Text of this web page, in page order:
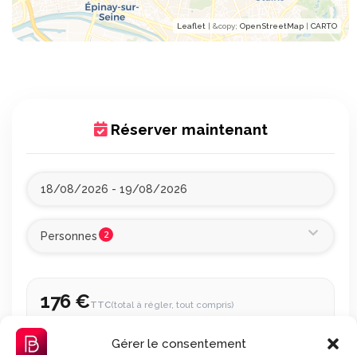
Gérer le consentement
Leaflet | &​copy; OpenStreetMap | CARTO
Réserver maintenant
Personnes 2
176 €TTC(total à régler, tout compris)
Conciergerie 7j/7 incluse